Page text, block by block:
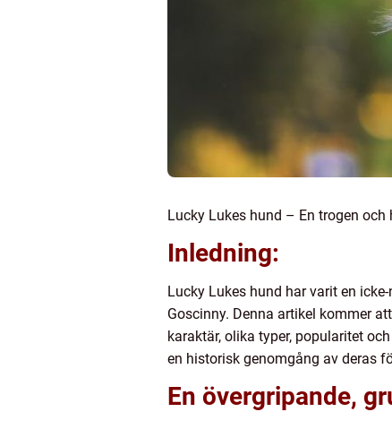
Lucky Lukes hund – En trogen
Inledning:
Lucky Lukes hund har varit en
Goscinny. Denna artikel kommer
karaktär, olika typer, popularitet
en historisk genomgång av deras
En övergripande,